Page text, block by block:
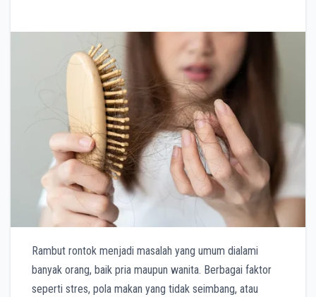
Rambut rontok menjadi masalah yang umum dialami
banyak orang, baik pria maupun wanita. Berbagai faktor
seperti stres, pola makan yang tidak seimbang, atau